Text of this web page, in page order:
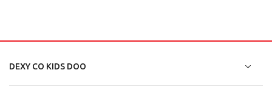
DEXY CO KIDS DOO